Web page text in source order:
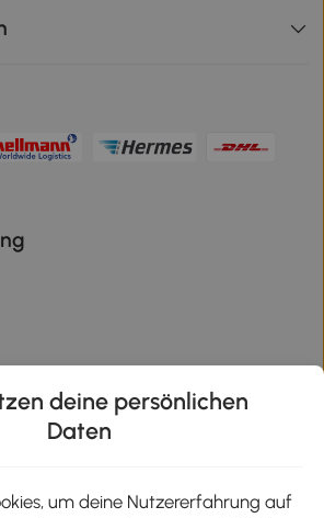
deine persönlichen
Daten
um deine Nutzererfahrung auf